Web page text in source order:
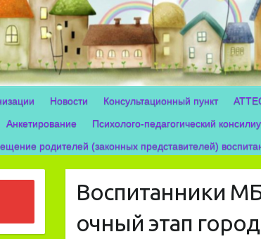
Новости Консультационный пункт
Анкетирование Психолого-педагогический
родителей (законных представителей)
Воспитанники
очный этап